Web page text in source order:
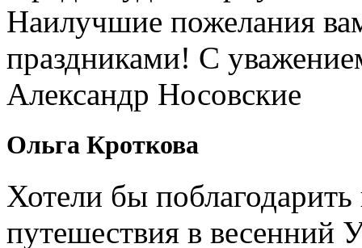
Наилучшие пожелания
праздниками! С
Александр Носовские
Ольга Кроткова
Хотели бы
путешествия в весенний